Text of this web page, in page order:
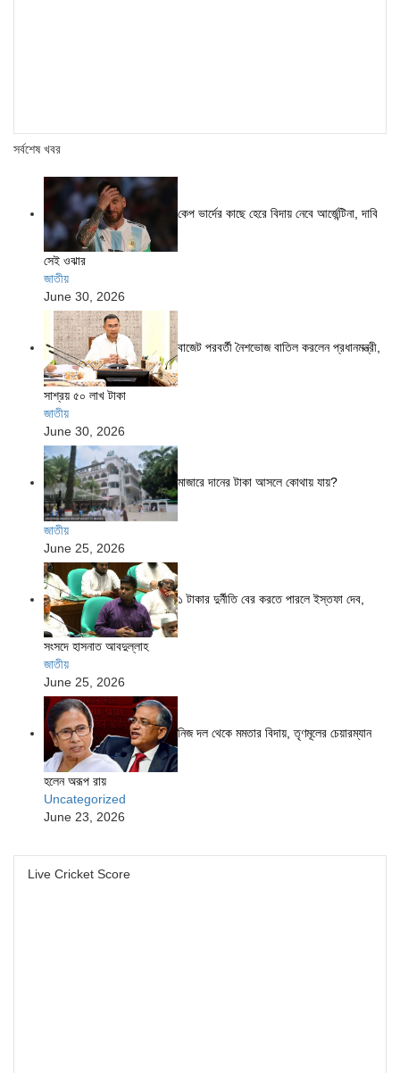
সর্বশেষ খবর
কেপ ভার্দের কাছে হেরে বিদায় নেবে আর্জেন্টিনা, দাবি
সেই ওঝার
জাতীয়
June 30, 2026
বাজেট পরবর্তী নৈশভোজ বাতিল করলেন প্রধানমন্ত্রী,
সাশ্রয় ৫০ লাখ টাকা
জাতীয়
June 30, 2026
মাজারে দানের টাকা আসলে কোথায় যায়?
জাতীয়
June 25, 2026
১ টাকার দুর্নীতি বের করতে পারলে ইস্তফা দেব,
সংসদে হাসনাত আবদুল্লাহ
জাতীয়
June 25, 2026
নিজ দল থেকে মমতার বিদায়, তৃণমূলের চেয়ারম্যান
হলেন অরূপ রায়
Uncategorized
June 23, 2026
Live Cricket Score